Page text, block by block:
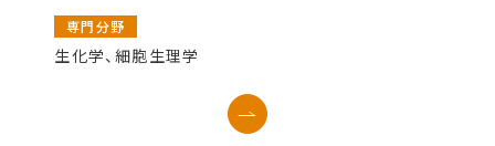
専門分野
生化学、細胞生理学